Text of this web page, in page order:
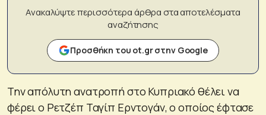
Ανακαλύψτε περισσότερα άρθρα στα αποτελέσματα
αναζήτησης
Προσθήκη του ot.gr στην Google
Την απόλυτη ανατροπή στο Κυπριακό θέλει να
φέρει ο Ρετζέπ Ταγίπ Ερντογάν, ο οποίος έφτασε